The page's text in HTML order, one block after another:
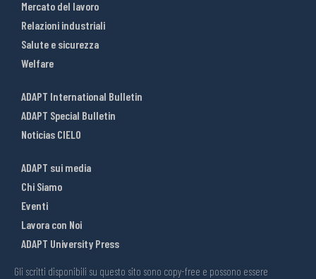
Mercato del lavoro
Relazioni industriali
Salute e sicurezza
Welfare
ADAPT International Bulletin
ADAPT Special Bulletin
Noticias CIELO
ADAPT sui media
Chi Siamo
Eventi
Lavora con Noi
ADAPT University Press
Gli scritti disponibili su questo sito sono copy-free e possono essere